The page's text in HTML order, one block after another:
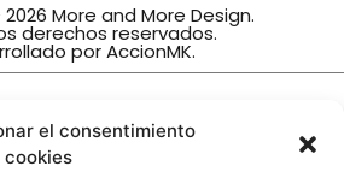
el consentimiento
cookies
More and More Design.
derechos reservados.
porAccionMK.
TRINIDAD, S.L.
de la subvención
diciembre de 2022, por la que se